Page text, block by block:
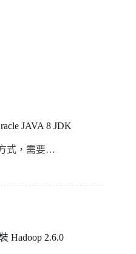
JAVA 8 JDK
式，需要…
Hadoop 2.6.0